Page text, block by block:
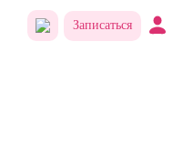
Записаться